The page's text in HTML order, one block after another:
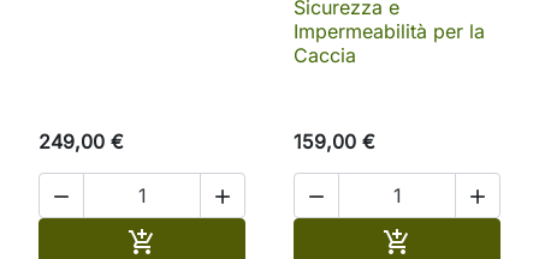
249,00 €
 

Sicurezza e
Impermeabilità per la
Caccia
159,00 €
 
